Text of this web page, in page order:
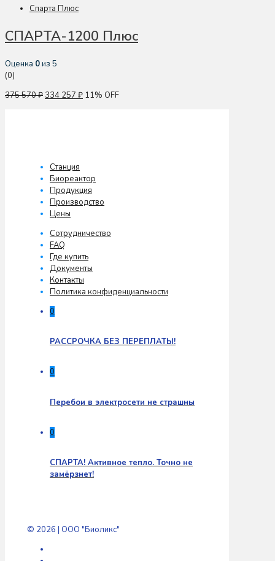
Спарта Плюс
СПАРТА-1200 Плюс
Оценка 0из 5
(0)
375 570₽334 257 ₽ 11% OFF
Станция
Биореактор
Продукция
Производство
Цены
Сотрудничество
FAQ
Где купить
Документы
Контакты
Политика конфиденциальности
0
РАССРОЧКА БЕЗ ПЕРЕПЛАТЫ!
0
Перебои в электросети не страшны
0
СПАРТА! Активное тепло. Точно не
замёрзнет!
© 2026 | ООО "Биоликс"